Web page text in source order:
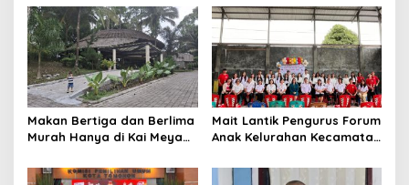
a
s
i
p
o
s
Makan Bertiga dan Berlima
Murah Hanya di Kai Meya
Mait Lantik Pengurus Forum
Anak Kelurahan Kecamatan